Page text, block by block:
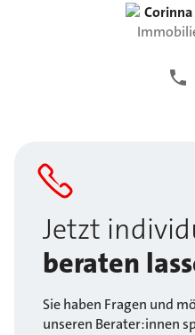
Corinna
Jetzt
beraten
Sie haben Fragen und
unseren Berater:innen